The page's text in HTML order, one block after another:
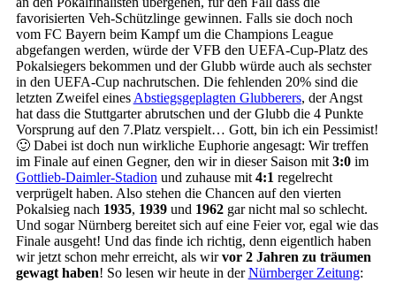
favorisierten Veh-Schützlinge gewinnen. Falls sie doch noch
vom FC Bayern beim Kampf um die Champions League
abgefangen werden, würde der VFB den UEFA-Cup-Platz des
Pokalsiegers bekommen und der Glubb würde auch als sechster
in den UEFA-Cup nachrutschen. Die fehlenden 20% sind die
letzten Zweifel eines Abstiegsgeplagten Glubberers, der Angst
hat dass die Stuttgarter abrutschen und der Glubb die 4 Punkte
Vorsprung auf den 7.Platz verspielt… Gott, bin ich ein Pessimist!
🙂 Dabei ist doch nun wirkliche Euphorie angesagt: Wir treffen
im Finale auf einen Gegner, den wir in dieser Saison mit 3:0im
Gottlieb-Daimler-Stadion und zuhause mit 4:1 regelrecht
verprügelt haben. Also stehen die Chancen auf den vierten
Pokalsieg nach 1935, 1939und 1962gar nicht mal so schlecht.
Und sogar Nürnberg bereitet sich auf eine Feier vor, egal wie das
Finale ausgeht! Und das finde ich richtig, denn eigentlich haben
wir jetzt schon mehr erreicht, als wirvor 2 Jahren zu träumen
gewagt haben! So lesen wir heute in derNürnberger Zeitung: